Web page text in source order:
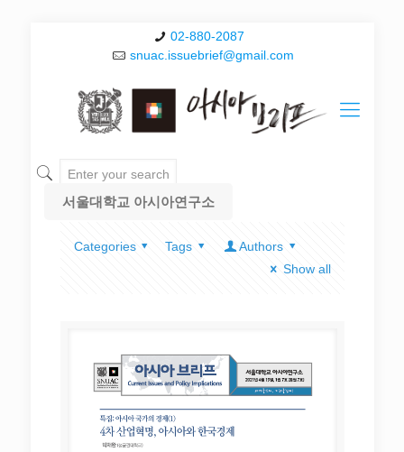
02-880-2087
snuac.issuebrief@gmail.com
서울대학교 아시아연구소
Categories Tags
Authors
Show all